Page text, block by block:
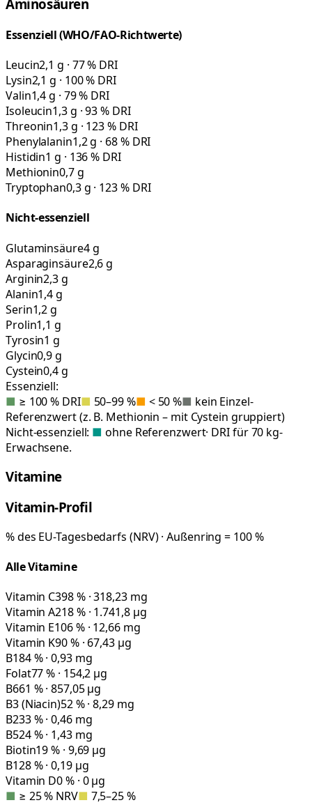
Aminosäuren
Essenziell (WHO/FAO-Richtwerte)
Leucin2,1 g · 77 % DRI
Lysin2,1 g · 100 % DRI
Valin1,4 g · 79 % DRI
Isoleucin1,3 g · 93 % DRI
Threonin1,3 g · 123 % DRI
Phenylalanin1,2 g · 68 % DRI
Histidin1 g · 136 % DRI
Methionin0,7 g
Tryptophan0,3 g · 123 % DRI
Nicht-essenziell
Glutaminsäure4 g
Asparaginsäure2,6 g
Arginin2,3 g
Alanin1,4 g
Serin1,2 g
Prolin1,1 g
Tyrosin1 g
Glycin0,9 g
Cystein0,4 g
Essenziell:
■ ≥ 100 % DRI■ 50–99 %■ < 50 %■ kein Einzel-
Referenzwert (z. B. Methionin – mit Cystein gruppiert)
Nicht-essenziell: ■ ohne Referenzwert· DRI für 70 kg-
Erwachsene.
Vitamine
Vitamin-Profil
% des EU-Tagesbedarfs (NRV) · Außenring = 100 %
Alle Vitamine
Vitamin C398 % · 318,23 mg
Vitamin A218 % · 1.741,8 µg
Vitamin E106 % · 12,66 mg
Vitamin K90 % · 67,43 µg
B184 % · 0,93 mg
Folat77 % · 154,2 µg
B661 % · 857,05 µg
B3 (Niacin)52 % · 8,29 mg
B233 % · 0,46 mg
B524 % · 1,43 mg
Biotin19 % · 9,69 µg
B128 % · 0,19 µg
Vitamin D0 % · 0 µg
■ ≥ 25 % NRV■ 7,5–25 %